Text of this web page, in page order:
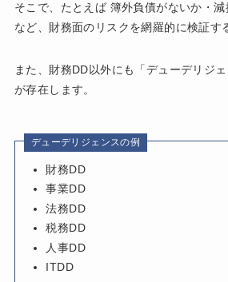
そこで、たとえば 簿外負債がないか・
など、財務面のリスクを網羅的に検証す
また、財務DD以外にも「デューデリジ
が存在します。
デューデリジェンスの例
財務DD
事業DD
法務DD
税務DD
人事DD
ITDD